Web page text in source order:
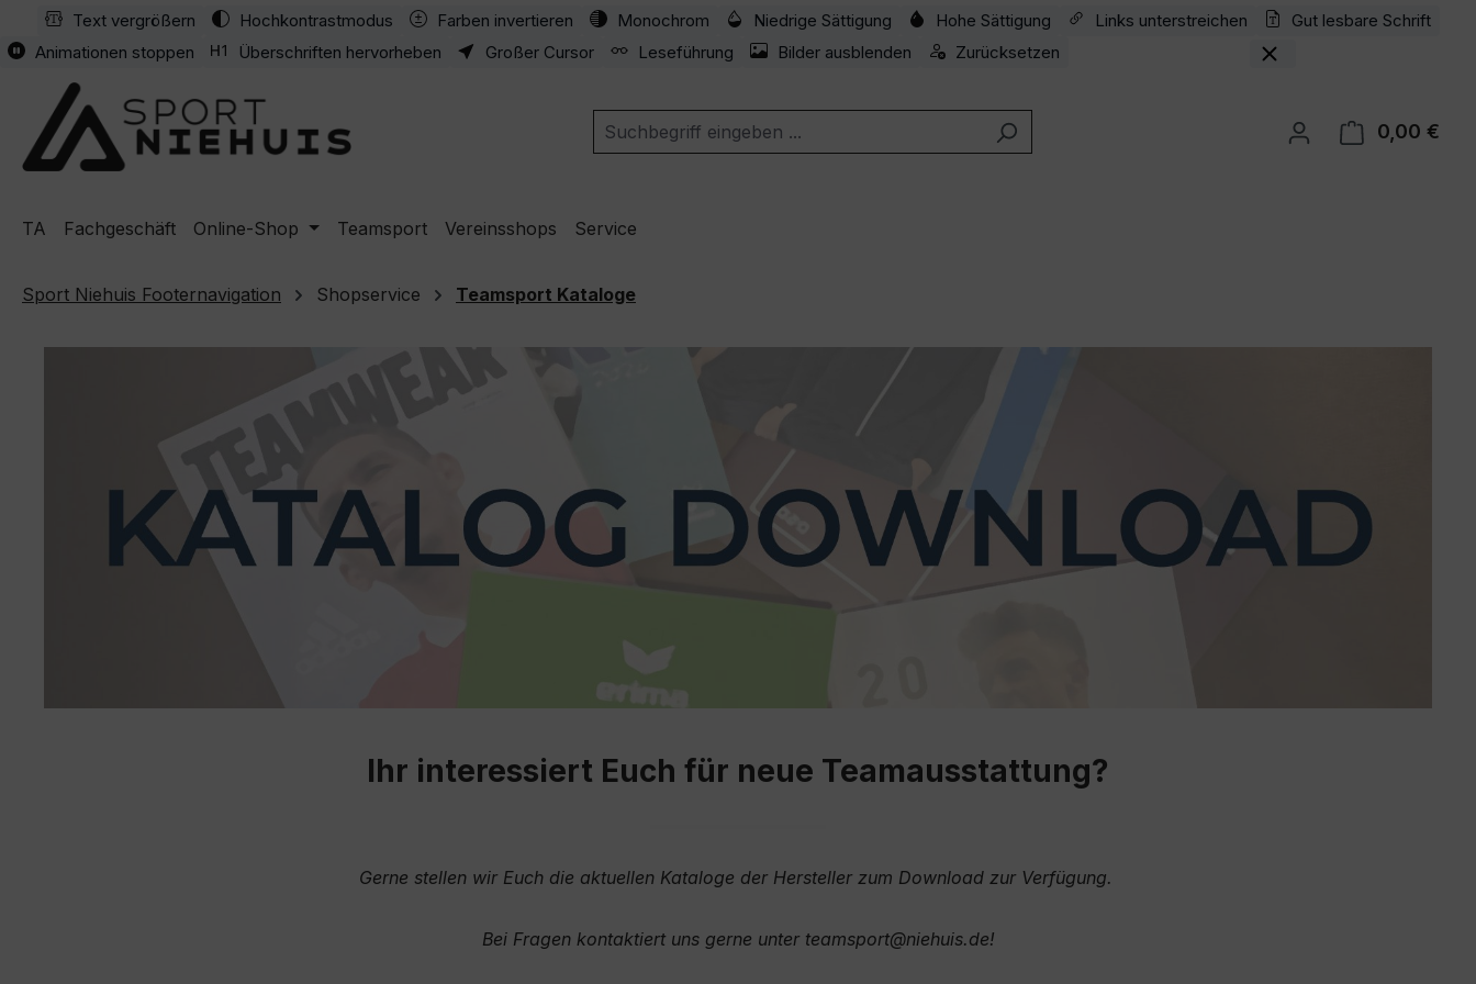
Hauptinhalt springen
Zur Suche springen
Zur Hauptnavigation springen
Text vergrößern Hochkontrastmodus Farben invertieren Monochrom Niedrige Sättigung Hohe Sättigung Links unterstreichen
Gut lesbare Schrift
Animationen stoppen
Überschriften hervorheben Großer Cursor Leseführung Bilder ausblenden Zurücksetzen
0,00 €
TA Fachgeschäft Online-Shop Teamsport Vereinsshops Service
Sport Niehuis Footernavigation Shopservice Teamsport Kataloge
Ihr interessiert Euch für neue Teamausstattung?
Gerne stellen wir Euch die aktuellen Kataloge der Hersteller zum Download zur Verfügung.
Bei Fragen kontaktiert uns gerne unter teamsport@niehuis.de!